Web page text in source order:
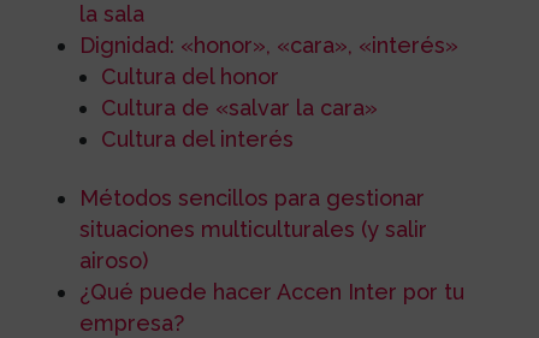
la sala
Dignidad: «honor», «cara», «interés»
Cultura del honor
Cultura de «salvar la cara»
Cultura del interés
Métodos sencillos para gestionar
situaciones multiculturales (y salir
airoso)
¿Qué puede hacer Accen Inter por tu
empresa?